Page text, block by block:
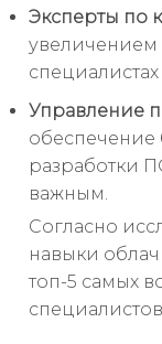
Эксперты по
увеличением
Управление
обеспечение
разработки
важным.
Согласно
навыки
топ-5 самых